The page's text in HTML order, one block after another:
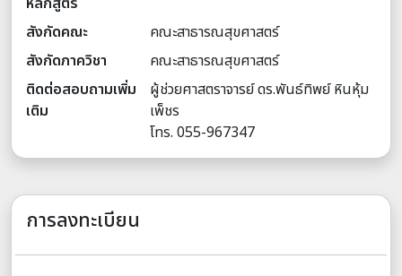
สังกัดคณะ
คณะสาธารณสุขศาสตร์
สังกัดภาควิชา
คณะสาธารณสุขศาสตร์
ติดต่อสอบถามเพิ่ม
เติม
ผู้ช่วยศาสตราจารย์ ดร.พันธ์ทิพย์ หินหุ้ม
เพ็ชร
โทร. 055-967347
การลงทะเบียน